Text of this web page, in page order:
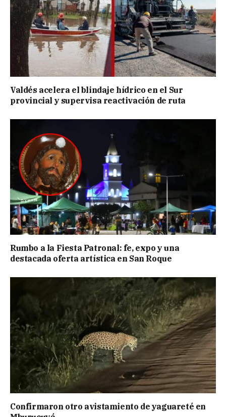
Valdés acelera el blindaje hídrico en el Sur
provincial y supervisa reactivación de ruta
Rumbo a la Fiesta Patronal: fe, expo y una
destacada oferta artística en San Roque
Confirmaron otro avistamiento de yaguareté en